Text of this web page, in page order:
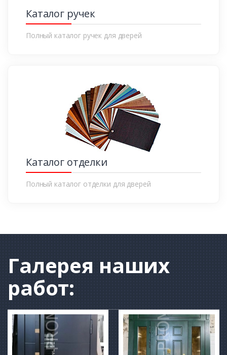
Каталог ручек
Полный каталог ручек для дверей
Каталог отделки
Полный каталог отделки для дверей
Галерея наших
работ: